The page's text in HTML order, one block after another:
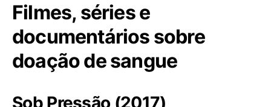
Filmes, séries e
documentários sobre
doação de sangue